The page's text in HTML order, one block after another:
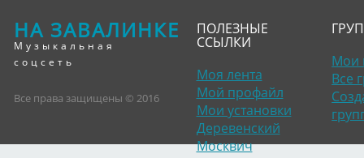
НА ЗАВАЛИНКЕ
Музыкальная
соцсеть
Все права защищены © 2016
ПОЛЕЗНЫЕ
ССЫЛКИ
Моя лента
Мой профайл
Мои установки
Деревенский
Москвич
Мои
Все